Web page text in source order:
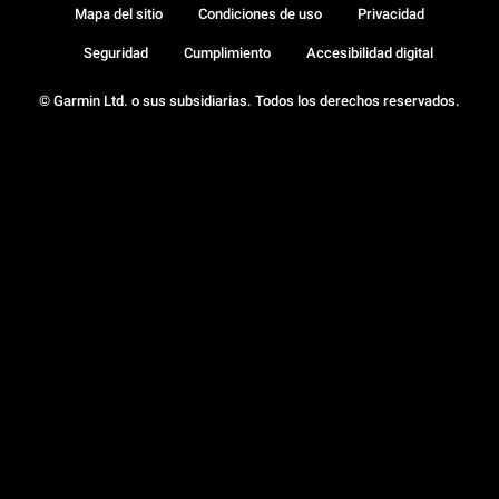
© Garmin Ltd. o sus subsidiarias. Todos los derechos reservados.
Mapa del sitio Condiciones de uso Privacidad
Seguridad Cumplimiento Accesibilidad digital